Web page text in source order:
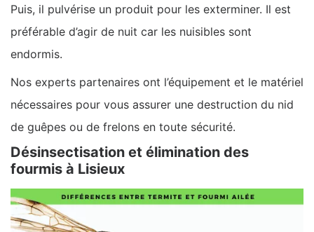
Puis, il pulvérise un produit pour les exterminer. Il est
préférable d’agir de nuit car les nuisibles sont
endormis.
Nos experts partenaires ont l’équipement et le matériel
nécessaires pour vous assurer une destruction du nid
de guêpes ou de frelons en toute sécurité.
Désinsectisation et élimination des
fourmis à Lisieux